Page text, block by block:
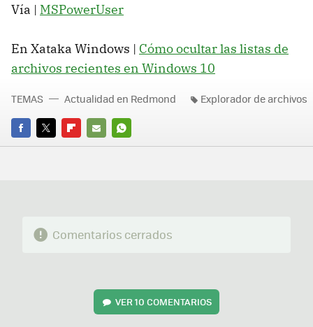
Vía | MSPowerUser
En Xataka Windows | Cómo ocultar las listas de
archivos recientes en Windows 10
FACEBOOK
TWITTERFLIPBOARD
E-
WHATSAPP
TEMAS Actualidad en Redmond Explorador de archivos
Comentarios cerrados
VER10 COMENTARIOS